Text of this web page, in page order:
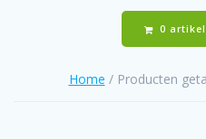
0
Home / Producten